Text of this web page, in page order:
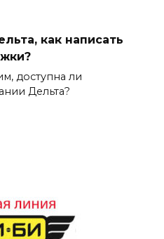
как написать
доступна ли
Дельта?